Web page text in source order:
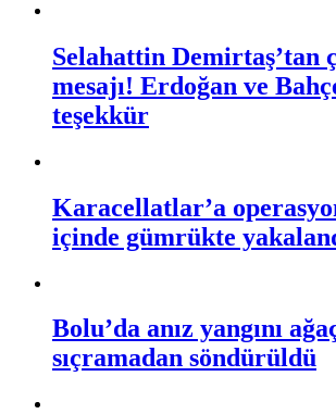
Selahattin Demirtaş’tan
mesajı! Erdoğan ve
teşekkür
Karacellatlar’a
içinde gümrükte
Bolu’da anız yangını
sıçramadan söndürüldü